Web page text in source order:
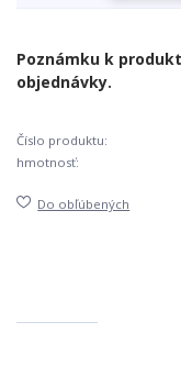
Číslo produktu:
hmotnosť:
Do obľúbených